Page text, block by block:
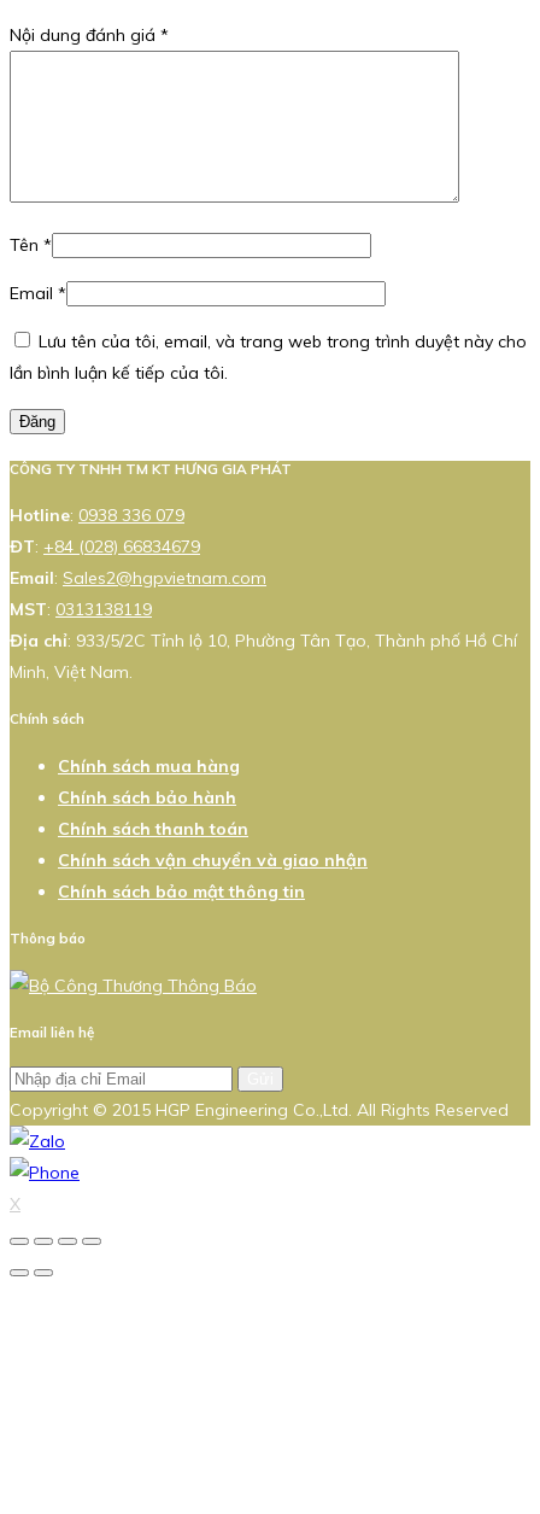
Nội dung đánh giá *
Tên *
Email *
Lưu tên của tôi, email, và trang web trong trình duyệt này cho
lần bình luận kế tiếp của tôi.
Đăng
CÔNG TY TNHH TM KT HƯNG GIA PHÁT
Hotline: 0938 336 079
ĐT: +84 (028) 66834679
Email: Sales2@hgpvietnam.com
MST: 0313138119
Địa chỉ: 933/5/2C Tỉnh lộ 10, Phường Tân Tạo, Thành phố Hồ Chí
Minh, Việt Nam.
Chính sách
Chính sách mua hàng
Chính sách bảo hành
Chính sách thanh toán
Chính sách vận chuyển và giao nhận
Chính sách bảo mật thông tin
Thông báo
Email liên hệ
Copyright © 2015 HGP Engineering Co.,Ltd. All Rights Reserved
X